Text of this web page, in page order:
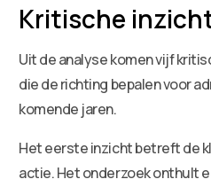
Kritische
Uit de analyse komen vijf
die de richting bepalen voor
komende jaren.
Het eerste inzicht betreft de
actie. Het onderzoek onthult